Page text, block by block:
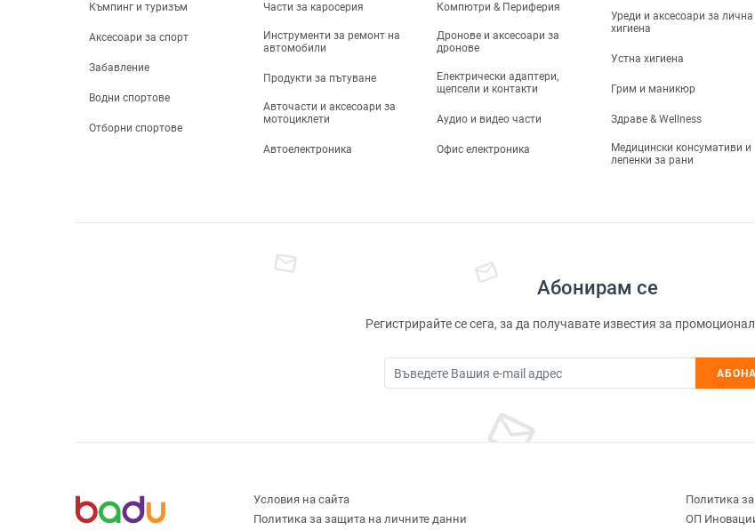
Къмпинг и туризъм
Аксесоари за спорт
Забавление
Водни спортове
Отборни спортове
Части за каросерия
Инструменти за ремонт на
автомобили
Продукти за пътуване
Авточасти и аксесоари за
мотоциклети
Автоелектроника
Компютри & Периферия
Дронове и аксесоари за
дронове
Електрически адаптери,
щепсели и контакти
Аудио и видео части
Офис електроника
Уреди и аксесоари за лична
хигиена
Устна хигиена
Грим и маникюр
Здраве & Wellness
Медицински консумативи и
лепенки за рани
Абонирам се
Регистрирайте се сега, за да получавате известия за
Условия на сайта
Политика
Политика за защита на личните данни
ОП